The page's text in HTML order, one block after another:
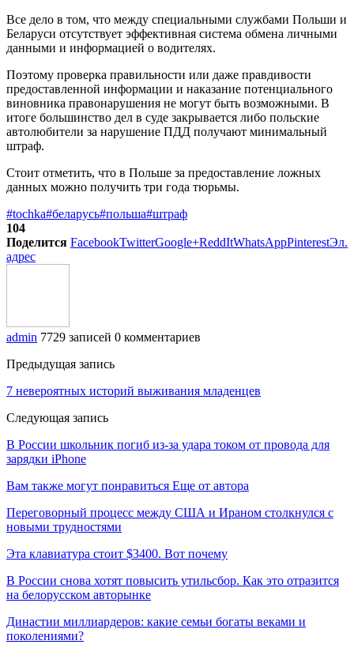
Все дело в том, что между специальными службами Польши и
Беларуси отсутствует эффективная система обмена личными
данными и информацией о водителях.
Поэтому проверка правильности или даже правдивости
предоставленной информации и наказание потенциального
виновника правонарушения не могут быть возможными. В
итоге большинство дел в суде закрывается либо польские
автолюбители за нарушение ПДД получают минимальный
штраф.
Стоит отметить, что в Польше за предоставление ложных
данных можно получить три года тюрьмы.
#tochka#беларусь#польша#штраф
104
Поделится FacebookTwitterGoogle+ReddItWhatsAppPinterestЭл.
адрес
admin 7729 записей 0 комментариев
Предыдущая запись
7 невероятных историй выживания младенцев
Следующая запись
В России школьник погиб из-за удара током от провода для
зарядки iPhone
Вам также могут понравиться Еще от автора
Переговорный процесс между США и Ираном столкнулся с
новыми трудностями
Эта клавиатура стоит $3400. Вот почему
В России снова хотят повысить утильсбор. Как это отразится
на белорусском авторынке
Династии миллиардеров: какие семьи богаты веками и
поколениями?